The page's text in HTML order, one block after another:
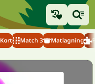
Kort Match 3 Matlagning